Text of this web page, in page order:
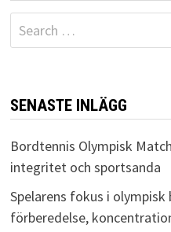
Search
for:
SENASTE INLÄGG
Bordtennis Olympisk
integritet och sportsanda
Spelarens fokus i
förberedelse,